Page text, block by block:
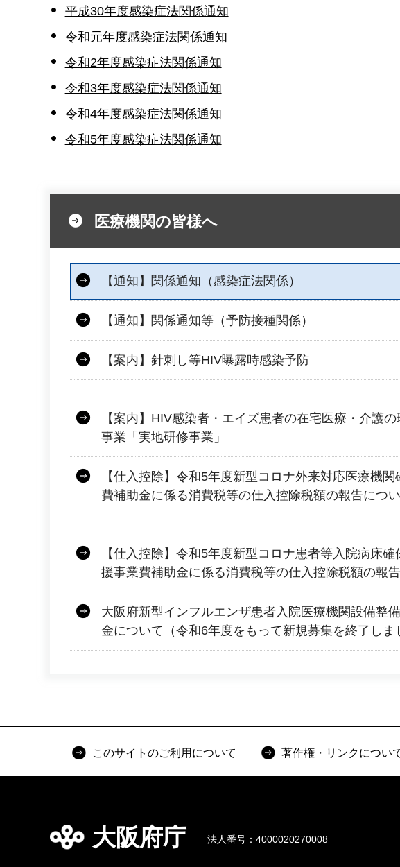
平成30年度感染症法関係通知
令和元年度感染症法関係通知
令和2年度感染症法関係通知
令和3年度感染症法関係通知
令和4年度感染症法関係通知
令和5年度感染症法関係通知
医療機関の皆様へ
【通知】関係通知（感染症法関係）
【通知】関係通知等（予防接種関係）
【案内】針刺し等HIV曝露時感染予防
【案内】HIV感染者・エイズ患者の在宅医療・介護
事業「実地研修事業」
【仕入控除】令和5年度新型コロナ外来対応医療機関
費補助金に係る消費税等の仕入控除税額の報告につ
【仕入控除】令和5年度新型コロナ患者等入院病床確
援事業費補助金に係る消費税等の仕入控除税額の報
大阪府新型インフルエンザ患者入院医療機関設備整
金について（令和6年度をもって新規募集を終了しま
このサイトのご利用について 著作権・リンクについ
大阪府庁 法人番号：4000020270008